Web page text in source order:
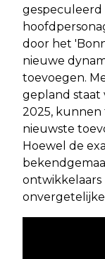
gespeculeerd
door het
nieuwe
toevoegen.
gepland staat
2025, kunnen
nieuwste
Hoewel de
ontwikkelaars